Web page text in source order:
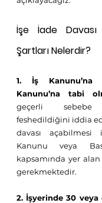
İşe İade Davası
Şartları Nelerdir?
1. İş Kanunu’na
Kanunu’na tabi
geçerli sebebe
feshedildiğini iddia
davası
Kanunu veya
kapsamında yer alan
gerekmektedir.
2. İşyerinde 30 veya